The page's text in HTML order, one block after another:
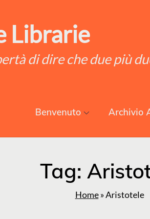
Librarie
di dire che due più
Benvenuto Archivio
Tag:
Home»Aristotele